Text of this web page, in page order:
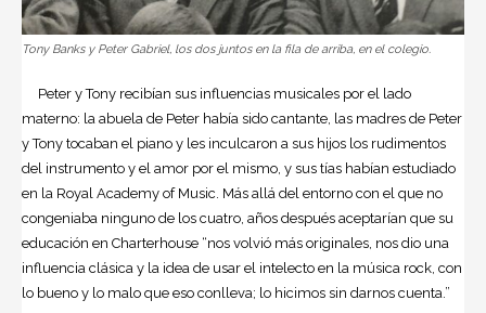
Tony Banks y Peter Gabriel, los dos juntos en la fila de arriba, en el colegio.
Peter y Tony recibían sus influencias musicales por el lado
materno: la abuela de Peter había sido cantante, las madres de Peter
y Tony tocaban el piano y les inculcaron a sus hijos los rudimentos
del instrumento y el amor por el mismo, y sus tías habían estudiado
en la Royal Academy of Music. Más allá del entorno con el que no
congeniaba ninguno de los cuatro, años después aceptarían que su
educación en Charterhouse “nos volvió más originales, nos dio una
influencia clásica y la idea de usar el intelecto en la música rock, con
lo bueno y lo malo que eso conlleva; lo hicimos sin darnos cuenta.”